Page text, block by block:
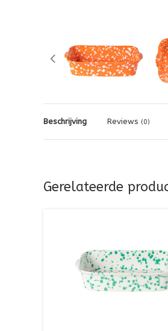
Beschrijving Reviews (0)
Gerelateerde